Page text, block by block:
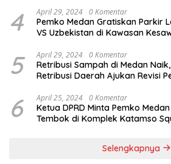
4 April 29, 2024 0 Komentar
Pemko Medan Gratiskan Parkir
VS Uzbekistan di Kawasan
5 April 29, 2024 0 Komentar
Retribusi Sampah di Medan
Retribusi Daerah Ajukan Revisi
6 April 25, 2024 0 Komentar
Ketua DPRD Minta Pemko
Tembok di Komplek Katamso
Selengkapnya